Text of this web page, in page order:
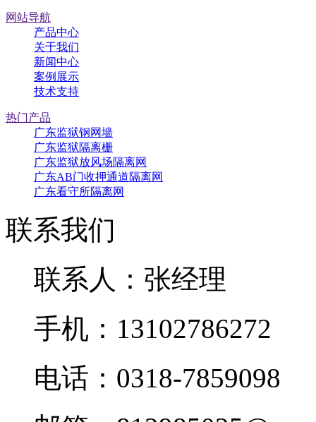
网站导航
产品中心
关于我们
新闻中心
案例展示
技术支持
热门产品
广东监狱钢网墙
广东监狱隔离栅
广东监狱放风场隔离网
广东AB门收押通道隔离网
广东看守所隔离网
联系我们
联系人：张经理
手机：13102786272
电话：0318-7859098